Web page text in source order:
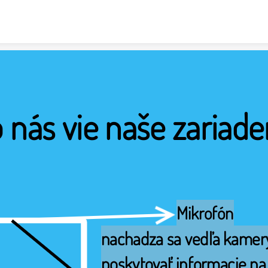
nás vie naše
Mikrofón
nachadza sa vedľa
poskytovať informacie